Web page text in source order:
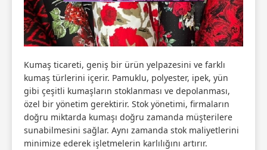
Kumaş ticareti, geniş bir ürün yelpazesini ve farklı
kumaş türlerini içerir. Pamuklu, polyester, ipek, yün
gibi çeşitli kumaşların stoklanması ve depolanması,
özel bir yönetim gerektirir. Stok yönetimi, firmaların
doğru miktarda kumaşı doğru zamanda müşterilere
sunabilmesini sağlar. Aynı zamanda stok maliyetlerini
minimize ederek işletmelerin karlılığını artırır.